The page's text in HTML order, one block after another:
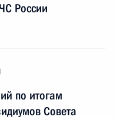
России
по итогам
Совета